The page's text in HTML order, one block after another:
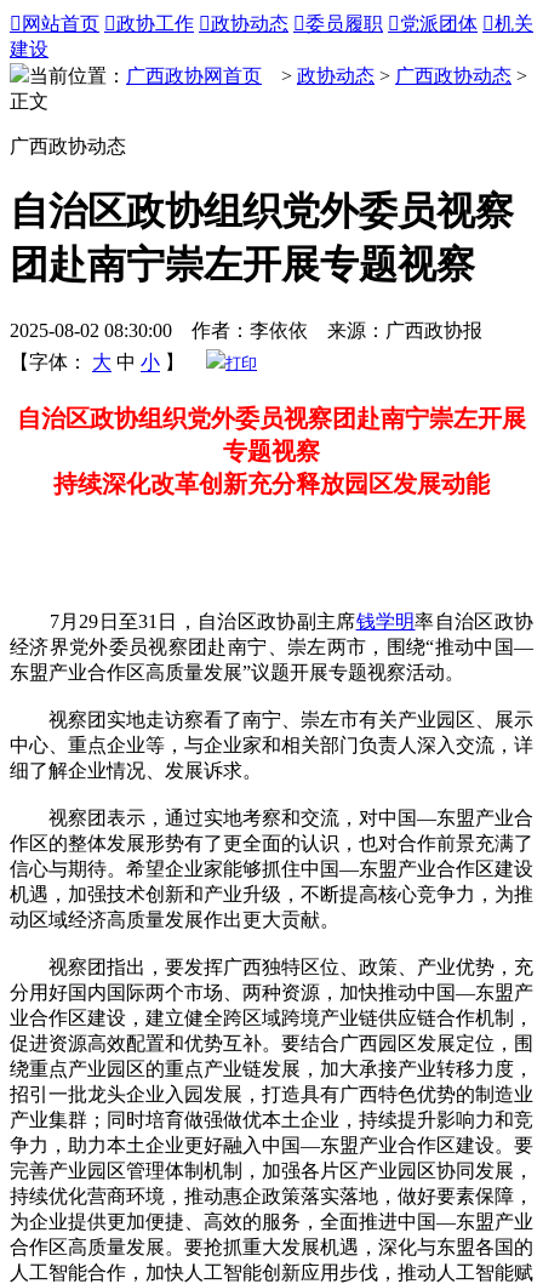
 网站首页 政协工作 政协动态 委员履职 党派团体 机关
建设
当前位置： 广西政协网首页 > 政协动态 > 广西政协动态 >
正文
广西政协动态
自治区政协组织党外委员视察
团赴南宁崇左开展专题视察
2025-08-02 08:30:00 作者：李依依 来源：广西政协报
【字体：
大 中 小 】 打印
自治区政协组织党外委员视察团赴南宁崇左开展
专题视察
持续深化改革创新充分释放园区发展动能
7月29日至31日，自治区政协副主席钱学明率自治区政协
经济界党外委员视察团赴南宁、崇左两市，围绕“推动中国—
东盟产业合作区高质量发展”议题开展专题视察活动。
视察团实地走访察看了南宁、崇左市有关产业园区、展示
中心、重点企业等，与企业家和相关部门负责人深入交流，详
细了解企业情况、发展诉求。
视察团表示，通过实地考察和交流，对中国—东盟产业合
作区的整体发展形势有了更全面的认识，也对合作前景充满了
信心与期待。希望企业家能够抓住中国—东盟产业合作区建设
机遇，加强技术创新和产业升级，不断提高核心竞争力，为推
动区域经济高质量发展作出更大贡献。
视察团指出，要发挥广西独特区位、政策、产业优势，充
分用好国内国际两个市场、两种资源，加快推动中国—东盟产
业合作区建设，建立健全跨区域跨境产业链供应链合作机制，
促进资源高效配置和优势互补。要结合广西园区发展定位，围
绕重点产业园区的重点产业链发展，加大承接产业转移力度，
招引一批龙头企业入园发展，打造具有广西特色优势的制造业
产业集群；同时培育做强做优本土企业，持续提升影响力和竞
争力，助力本土企业更好融入中国—东盟产业合作区建设。要
完善产业园区管理体制机制，加强各片区产业园区协同发展，
持续优化营商环境，推动惠企政策落实落地，做好要素保障，
为企业提供更加便捷、高效的服务，全面推进中国—东盟产业
合作区高质量发展。要抢抓重大发展机遇，深化与东盟各国的
人工智能合作，加快人工智能创新应用步伐，推动人工智能赋